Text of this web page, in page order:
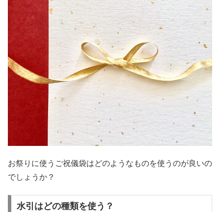
お祭りに使うご祝儀袋はどのようなものを使うのが良いの
でしょうか？
水引はどの種類を使う？